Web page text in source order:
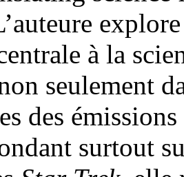
à la
seulement
des
surtout